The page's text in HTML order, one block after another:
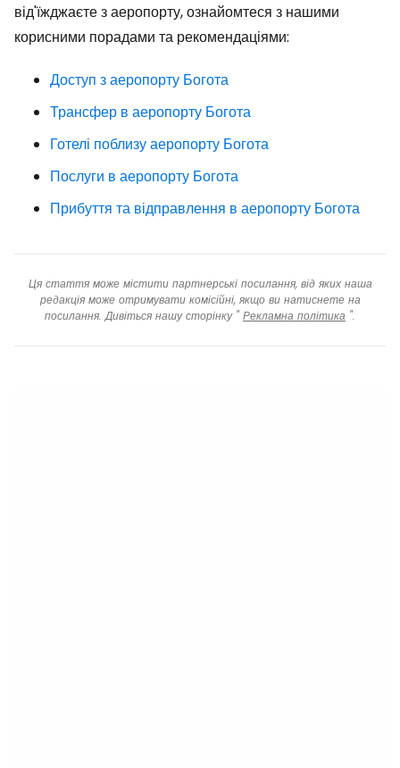
від'їжджаєте з аеропорту, ознайомтеся з нашими
корисними порадами та рекомендаціями:
Доступ з аеропорту Богота
Трансфер в аеропорту Богота
Готелі поблизу аеропорту Богота
Послуги в аеропорту Богота
Прибуття та відправлення в аеропорту Богота
Ця стаття може містити партнерські посилання, від яких наша
редакція може отримувати комісійні, якщо ви натиснете на
посилання. Дивіться нашу сторінку " Рекламна політика ".